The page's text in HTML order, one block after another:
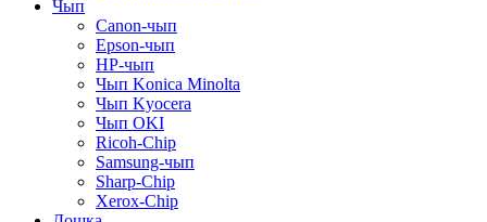
Чып
Canon-чып
Epson-чып
HP-чып
Чып Konica Minolta
Чып Kyocera
Чып OKI
Ricoh-Chip
Samsung-чып
Sharp-Chip
Xerox-Chip